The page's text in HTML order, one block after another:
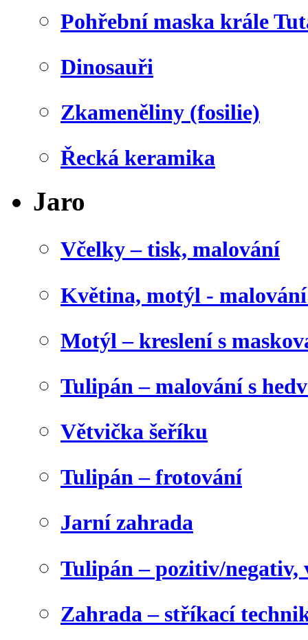
Pohřební maska krále
Dinosauři
Zkameněliny (fosilie)
Řecká keramika
Jaro
Včelky – tisk, malování
Květina, motýl -
Motýl – kreslení s
Tulipán – malování s
Větvička šeříku
Tulipán – frotování
Jarní zahrada
Tulipán – pozitiv/negativ,
Zahrada – stříkací